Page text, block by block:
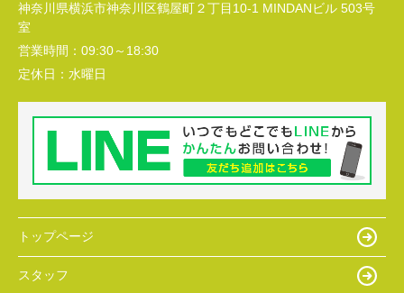
神奈川県横浜市神奈川区鶴屋町２丁目10-1 MINDANビル 503号
室
営業時間： 09:30～18:30
定休日： 水曜日
トップページ
スタッフ